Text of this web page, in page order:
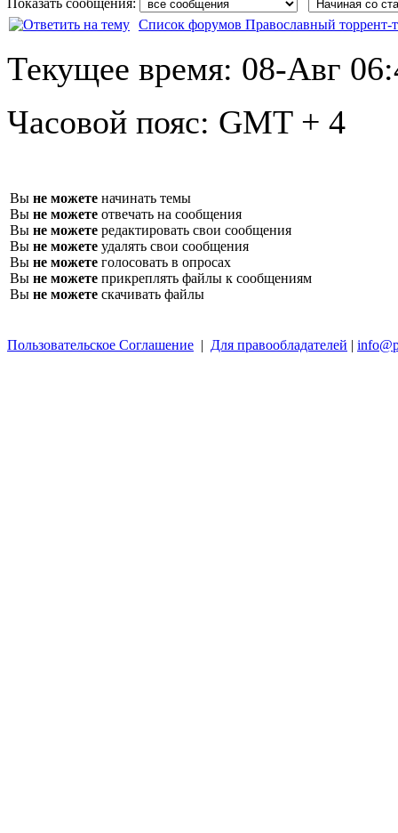
Список форумов Православный торрент-
Текущее время: 08-Авг
Часовой пояс: GMT + 4
Вы не можете начинать темы
Вы не можете отвечать на сообщения
Вы не можете редактировать свои сообщения
Вы не можете удалять свои сообщения
Вы не можете голосовать в опросах
Вы не можете прикреплять файлы к сообщениям
Вы не можете скачивать файлы
Пользовательское Соглашение | Для правообладателей |